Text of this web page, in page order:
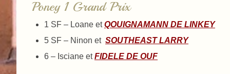
Poney 1 Grand Prix
1 SF – Loane etQOUIGNAMANN DE LINKEY
5 SF – Ninon et SOUTHEAST LARRY
6 – Isciane etFIDELE DE OUF